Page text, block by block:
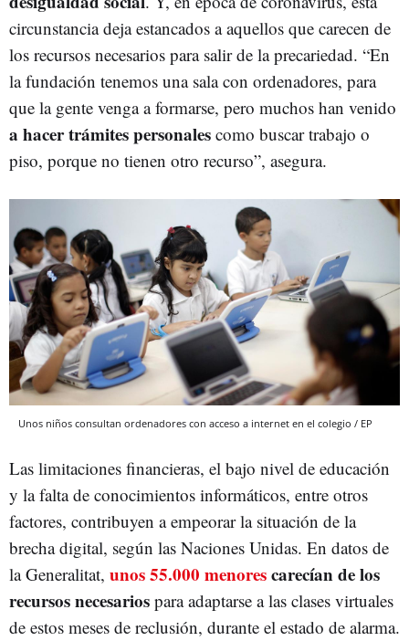
circunstancia deja estancados a aquellos que carecen de
los recursos necesarios para salir de la precariedad. “En
la fundación tenemos una sala con ordenadores, para
que la gente venga a formarse, pero muchos han venido
a hacer trámites personales como buscar trabajo o
piso, porque no tienen otro recurso”, asegura.
Unos niños consultan ordenadores con acceso a internet en el colegio / EP
Las limitaciones financieras, el bajo nivel de educación
y la falta de conocimientos informáticos, entre otros
factores, contribuyen a empeorar la situación de la
brecha digital, según las Naciones Unidas. En datos de
la Generalitat, unos 55.000 menorescarecían de los
recursos necesarios para adaptarse a las clases virtuales
de estos meses de reclusión, durante el estado de alarma.